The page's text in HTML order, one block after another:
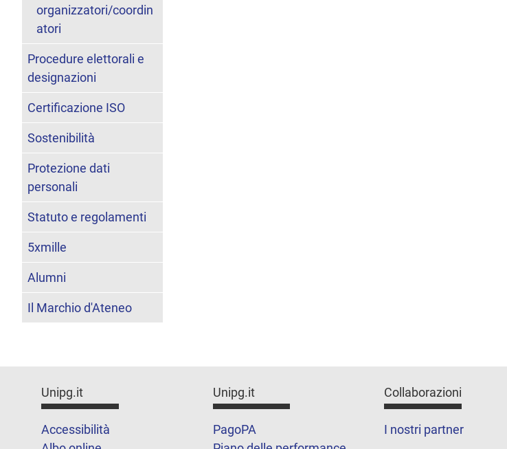
organizzatori/coordin
atori
Procedure elettorali e
designazioni
Certificazione ISO
Sostenibilità
Protezione dati
personali
Statuto e regolamenti
5xmille
Alumni
Il Marchio d'Ateneo
Unipg.it
Accessibilità
Unipg.it
PagoPA
Collaborazioni
I nostri partner